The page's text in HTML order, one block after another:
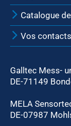
Catalogue
Vos contacts
Galltec Mess-
DE-71149
MELA
DE-07987